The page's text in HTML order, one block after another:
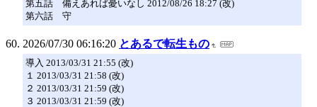
第五話 備えあれば憂いなし 2012/08/26 18:27 (改)
第六話 守
2026/07/30 06:16:20 とあるで転生もの
導入 2013/03/31 21:55 (改)
１ 2013/03/31 21:58 (改)
２ 2013/03/31 21:59 (改)
３ 2013/03/31 21:59 (改)